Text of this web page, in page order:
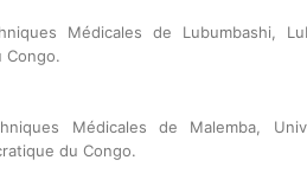
Médicales de Lubumbashi,
Congo.
Médicales de Malemba,
du Congo.